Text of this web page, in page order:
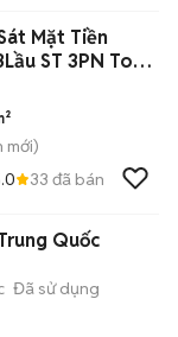
Mặt Tiền
ST 3PN To
mới)
33 đã bán
Quốc
Đã sử dụng